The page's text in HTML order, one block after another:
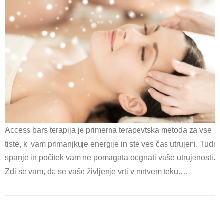
Access bars terapija je primerna terapevtska metoda za vse
tiste, ki vam primanjkuje energije in ste ves čas utrujeni. Tudi
spanje in počitek vam ne pomagata odgnati vaše utrujenosti.
Zdi se vam, da se vaše življenje vrti v mrtvem teku.…